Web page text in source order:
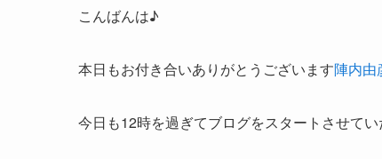
こんばんは♪
本日もお付き合いありがとうございます陣内由
今日も12時を過ぎてブログをスタートさせてい